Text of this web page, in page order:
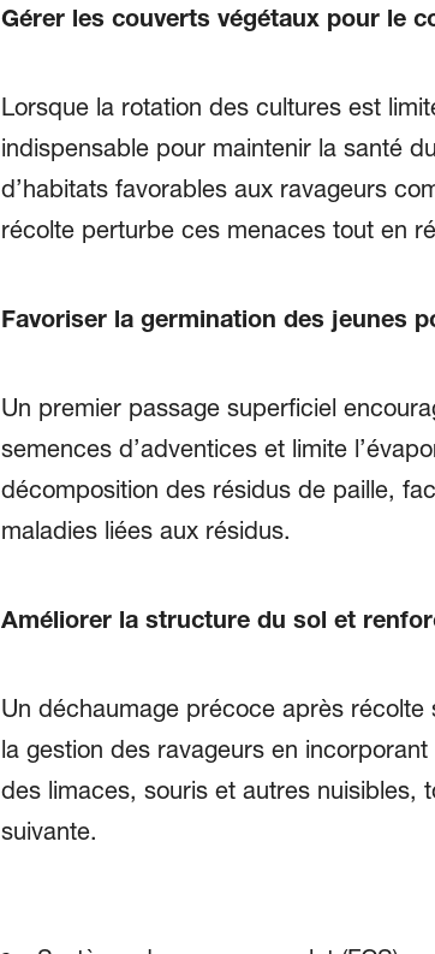
Gérer les couverts végétaux pour le
Lorsque la rotation des cultures est
indispensable pour maintenir la santé
d’habitats favorables aux ravageurs
récolte perturbe ces menaces tout en
Favoriser la germination des jeunes
Un premier passage superficiel
semences d’adventices et limite
décomposition des résidus de paille,
maladies liées aux résidus.
Améliorer la structure du sol et
Un déchaumage précoce après
la gestion des ravageurs en
des limaces, souris et autres nuisibles,
suivante.